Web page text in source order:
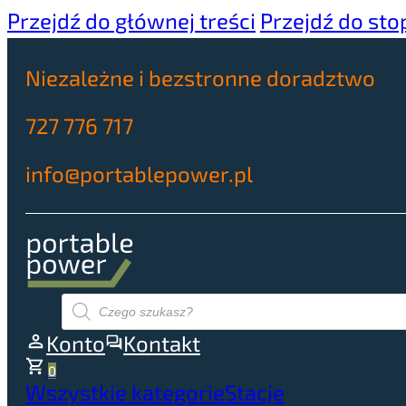
Przejdź do głównej treści Przejdź do
Niezależne i bezstronne doradztwo
727 776 717
info@portablepower.pl
Wyszukiwarka
produktów
Konto Kontakt
0
Wszystkie kategorieStacje